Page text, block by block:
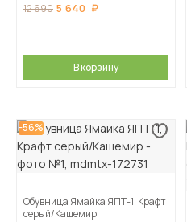
12 690 5 640
В корзину
-56%
Обувница Ямайка ЯПТ-1, Крафт
серый/Кашемир